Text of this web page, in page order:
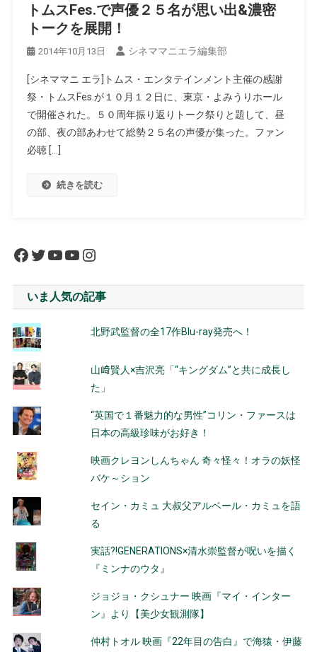
トムスFes.で声優２５名が思い出&濃密
トークを展開！
2014年10月13日 シネママニエラ編集部
[シネママニ エラ]トムス・エンタテインメント主催の感謝
祭・トムスFes.が１０月１２日に、東京・よみうりホール
で開催された。５０周年振り返りトーク祭りと題して、昼
の部、夜の部あわせて総勢２５名の声優が集った。ファン
必聴 […]
続きを読む
Facebook
Twitter
YouTube
YouTube
Instagram
いま人気の記事
北野武監督の全17作Blu-ray発売へ！
山﨑賢人×吉沢亮「“キングダム”と共に成長し
た」
“英国で１番魅力的な男性”コリン・ファースは
日本の高級珍味がお好き！
映画クレヨンしんちゃん 奇々怪々！オラの妖怪
バケ～ション
セイン・カミュ 大叔父アルベール・カミュを語
る
実話?!GENERATIONS×清水崇監督が呪いを描く
『ミンナのウタ』
ジョジョ・クシュナー 映画『マイ・インター
ン』より【美少女観測隊】
仲村トオル 映画『22年目の告白』で海猿・伊藤